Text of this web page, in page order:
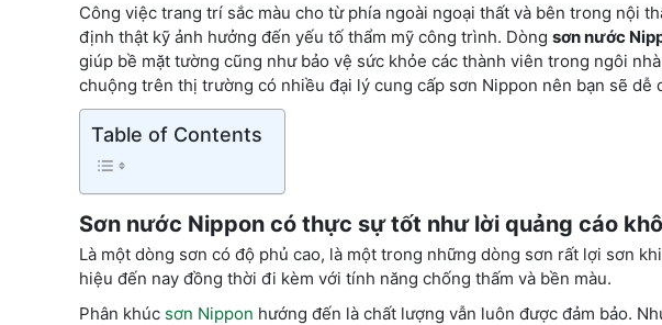
Công việc trang trí sắc màu cho từ phía ngoài ngoại thất và bên trong nội
định thật kỹ ảnh hưởng đến yếu tố thẩm mỹ công trình. Dòng sơn nước
giúp bề mặt tường cũng như bảo vệ sức khỏe các thành viên trong ngôi
chuộng trên thị trường có nhiều đại lý cung cấp sơn Nippon nên bạn sẽ dễ
Table of Contents
Sơn nước Nippon có thực sự tốt như lời quảng cáo
Là một dòng sơn có độ phủ cao, là một trong những dòng sơn rất lợi sơn
hiệu đến nay đồng thời đi kèm với tính năng chống thấm và bền màu.
Phân khúc sơn Nippon hướng đến là chất lượng vẫn luôn được đảm bảo.